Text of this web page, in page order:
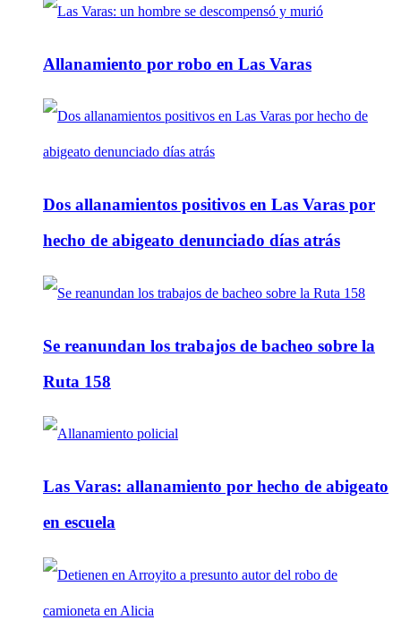
Allanamiento por robo en Las Varas
Dos allanamientos positivos en Las Varas por
hecho de abigeato denunciado días atrás
Se reanundan los trabajos de bacheo sobre la
Ruta 158
Las Varas: allanamiento por hecho de abigeato
en escuela